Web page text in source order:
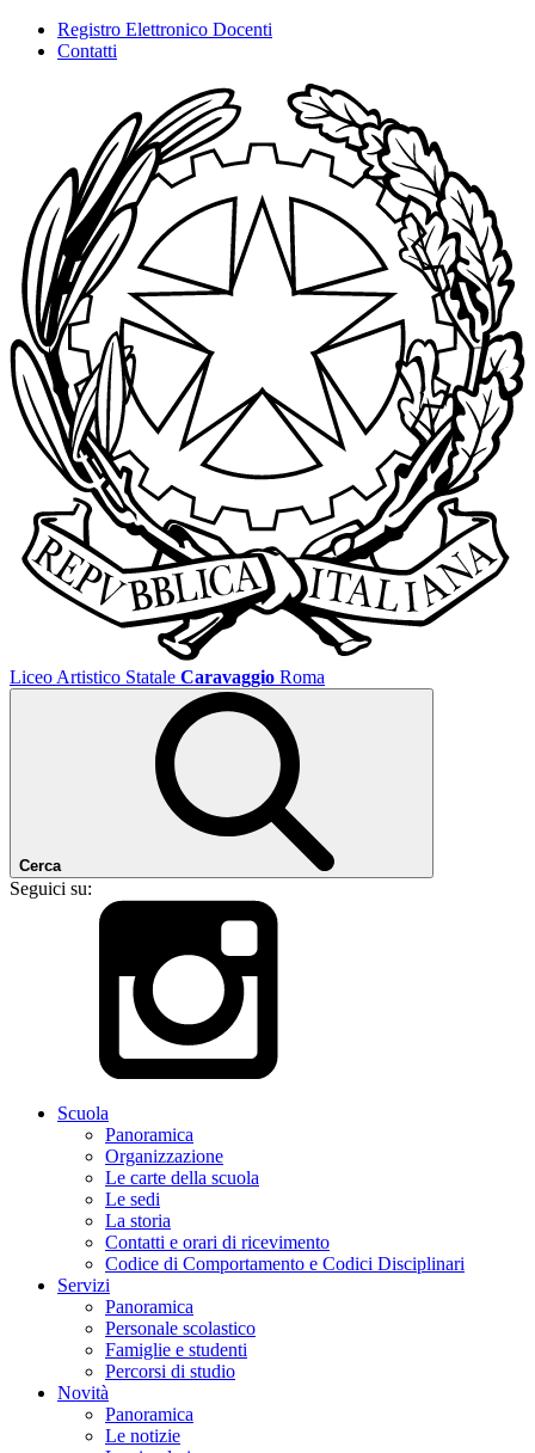
Registro Elettronico Docenti
Contatti
Liceo Artistico Statale Caravaggio Roma
Cerca
Seguici su:
Scuola
Panoramica
Organizzazione
Le carte della scuola
Le sedi
La storia
Contatti e orari di ricevimento
Codice di Comportamento e Codici Disciplinari
Servizi
Panoramica
Personale scolastico
Famiglie e studenti
Percorsi di studio
Novità
Panoramica
Le notizie